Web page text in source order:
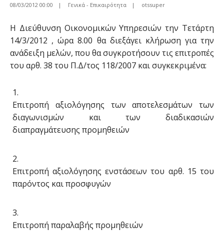
08/03/2012 00:00 | Γενικά - Επικαιρότητα | otssuper
Η Διεύθυνση Οικονομικών Υπηρεσιών την Τετάρτη
14/3/2012 , ώρα 8.00 θα διεξάγει κλήρωση για την
ανάδειξη μελών, που θα συγκροτήσουν τις επιτροπές
του αρθ. 38 του Π.Δ/τος 118/2007 και συγκεκριμένα:
Επιτροπή αξιολόγησης των αποτελεσμάτων των
διαγωνισμών και των διαδικασιών
διαπραγμάτευσης προμηθειών
Επιτροπή αξιολόγησης ενστάσεων του αρθ. 15 του
παρόντος και προσφυγών
Επιτροπή παραλαβής προμηθειών